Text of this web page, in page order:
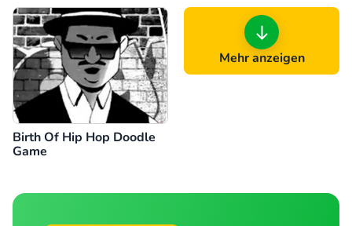
Birth Of Hip Hop Doodle
Game
Mehr anzeigen